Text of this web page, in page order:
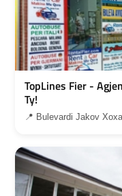
TopLines Fier -
Ty!
📍 Bulevardi Jakov